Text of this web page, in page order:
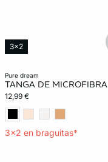
pure dream
TANGA DE MICROFIBRA
12,99 €
3x2 en braguitas*
3x2
Lencería invisible